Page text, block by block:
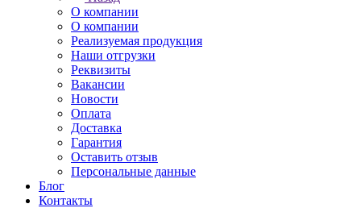
О компании
О компании
Реализуемая продукция
Наши отгрузки
Реквизиты
Вакансии
Новости
Оплата
Доставка
Гарантия
Оставить отзыв
Персональные данные
Блог
Контакты